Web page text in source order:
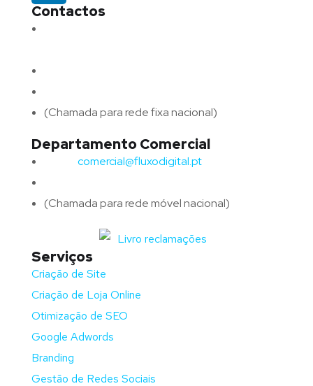
Contactos
(Chamada para rede fixa nacional)
Departamento Comercial
comercial@fluxodigital.pt
(Chamada para rede móvel nacional)
Serviços
Criação de Site
Criação de Loja Online
Otimização de SEO
Google Adwords
Branding
Gestão de Redes Sociais